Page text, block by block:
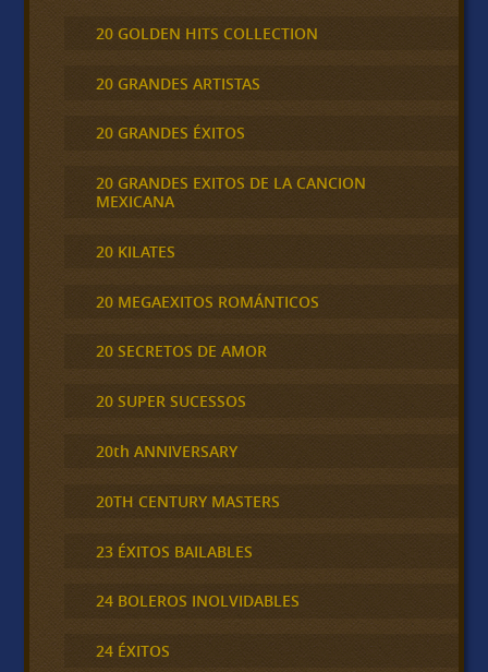
20 GOLDEN HITS COLLECTION
20 GRANDES ARTISTAS
20 GRANDES ÉXITOS
20 GRANDES EXITOS DE LA CANCION
MEXICANA
20 KILATES
20 MEGAEXITOS ROMÁNTICOS
20 SECRETOS DE AMOR
20 SUPER SUCESSOS
20th ANNIVERSARY
20TH CENTURY MASTERS
23 ÉXITOS BAILABLES
24 BOLEROS INOLVIDABLES
24 ÉXITOS